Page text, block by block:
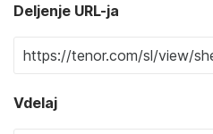
Deljenje URL-ja
Vdelaj